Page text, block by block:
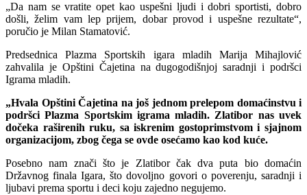
„Da nam se vratite opet kao uspešni ljudi i dobri sportisti, dobro
došli, želim vam lep prijem, dobar provod i uspešne rezultate“,
poručio je Milan Stamatović.
Predsednica Plazma Sportskih igara mladih Marija Mihajlović
zahvalila je Opštini Čajetina na dugogodišnjoj saradnji i podršci
Igrama mladih.
„Hvala Opštini Čajetina na još jednom prelepom domaćinstvu i
podršci Plazma Sportskim igrama mladih. Zlatibor nas uvek
dočeka raširenih ruku, sa iskrenim gostoprimstvom i sjajnom
organizacijom, zbog čega se ovde osećamo kao kod kuće.
Posebno nam znači što je Zlatibor čak dva puta bio domaćin
Državnog finala Igara, što dovoljno govori o poverenju, saradnji i
ljubavi prema sportu i deci koju zajedno negujemo.